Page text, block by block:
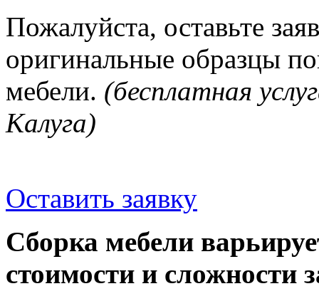
Пожалуйста, оставьте
оригинальные образцы
мебели. (бесплатная
Калуга)
Оставить заявку
Сборка мебели
стоимости и сложности